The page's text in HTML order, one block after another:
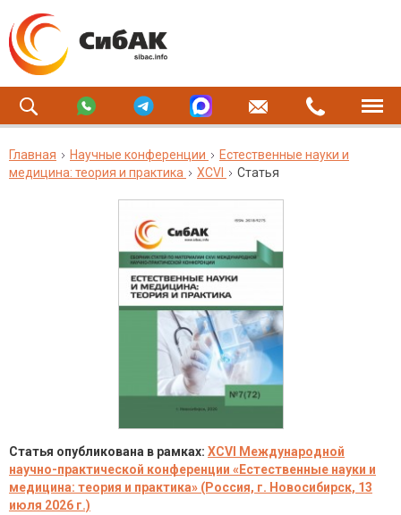
Главная Научные конференции
Естественные науки и
медицина: теория и практика
XCVI Статья
Статья опубликована в рамках: XCVI Международной
научно-практической конференции «Естественные науки и
медицина: теория и практика» (Россия, г. Новосибирск, 13
июля 2026 г.)